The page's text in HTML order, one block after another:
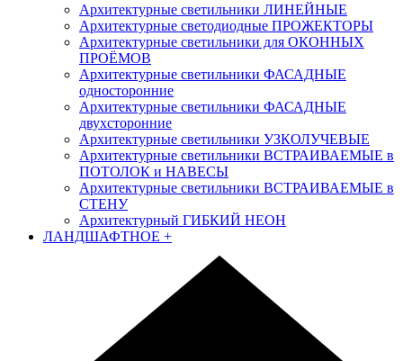
Архитектурные светильники ЛИНЕЙНЫЕ
Архитектурные светодиодные ПРОЖЕКТОРЫ
Архитектурные светильники для ОКОННЫХ
ПРОЁМОВ
Архитектурные светильники ФАСАДНЫЕ
односторонние
Архитектурные светильники ФАСАДНЫЕ
двухсторонние
Архитектурные светильники УЗКОЛУЧЕВЫЕ
Архитектурные светильники ВСТРАИВАЕМЫЕ в
ПОТОЛОК и НАВЕСЫ
Архитектурные светильники ВСТРАИВАЕМЫЕ в
СТЕНУ
Архитектурный ГИБКИЙ НЕОН
ЛАНДШАФТНОЕ +